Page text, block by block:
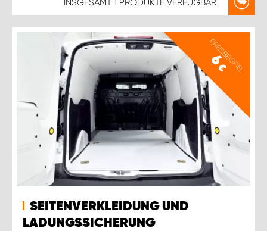
PREISBEISPIEL
6
€
SEITENVERKLEIDUNG UND
LADUNGSSICHERUNG